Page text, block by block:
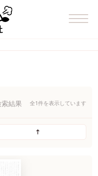
結果 全1件を表示しています